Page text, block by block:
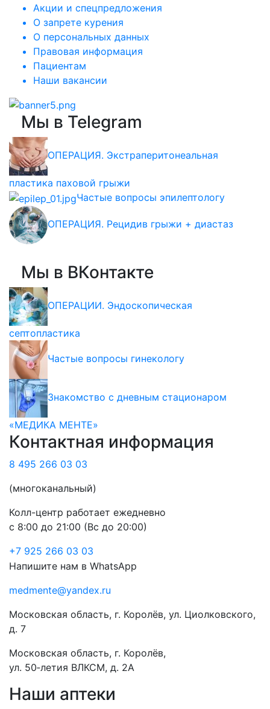
Акции и спецпредложения
О запрете курения
О персональных данных
Правовая информация
Пациентам
Наши вакансии
Мы в Telegram
ОПЕРАЦИЯ. Экстраперитонеальная
пластика паховой грыжи
Частые вопросы эпилептологу
ОПЕРАЦИЯ. Рецидив грыжи + диастаз
Мы в ВКонтакте
ОПЕРАЦИИ. Эндоскопическая
септопластика
Частые вопросы гинекологу
Знакомство с дневным стационаром
«МЕДИКА МЕНТЕ»
Контактная информация
8 495 266 03 03
(многоканальный)
Колл-центр работает ежедневно
с 8:00 до 21:00 (Вс до 20:00)
+7 925 266 03 03
Напишите нам в WhatsApp
medmente@yandex.ru
Московская область, г. Королёв, ул. Циолковского,
д. 7
Московская область, г. Королёв,
ул. 50‑летия ВЛКСМ, д. 2А
Наши аптеки